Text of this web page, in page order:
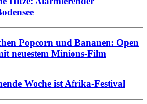
Popcorn und Bananen: Open
neuestem Minions-Film
Woche ist Afrika-Festival